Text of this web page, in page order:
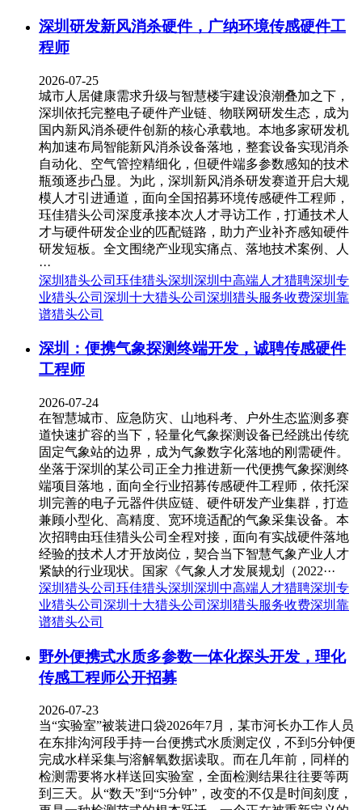
深圳研发新风消杀硬件，广纳环境传感硬件工
程师
2026-07-25
城市人居健康需求升级与智慧楼宇建设浪潮叠加之下，
深圳依托完整电子硬件产业链、物联网研发生态，成为
国内新风消杀硬件创新的核心承载地。本地多家研发机
构加速布局智能新风消杀设备落地，整套设备实现消杀
自动化、空气管控精细化，但硬件端多参数感知的技术
瓶颈逐步凸显。为此，深圳新风消杀研发赛道开启大规
模人才引进通道，面向全国招募环境传感硬件工程师，
珏佳猎头公司深度承接本次人才寻访工作，打通技术人
才与硬件研发企业的匹配链路，助力产业补齐感知硬件
研发短板。全文围绕产业现实痛点、落地技术案例、人
···
深圳猎头公司 珏佳猎头深圳 深圳中高端人才猎聘深圳专
业猎头公司 深圳十大猎头公司 深圳猎头服务收费深圳靠
谱猎头公司
深圳：便携气象探测终端开发，诚聘传感硬件
工程师
2026-07-24
在智慧城市、应急防灾、山地科考、户外生态监测多赛
道快速扩容的当下，轻量化气象探测设备已经跳出传统
固定气象站的边界，成为气象数字化落地的刚需硬件。
坐落于深圳的某公司正全力推进新一代便携气象探测终
端项目落地，面向全行业招募传感硬件工程师，依托深
圳完善的电子元器件供应链、硬件研发产业集群，打造
兼顾小型化、高精度、宽环境适配的气象采集设备。本
次招聘由珏佳猎头公司全程对接，面向有实战硬件落地
经验的技术人才开放岗位，契合当下智慧气象产业人才
紧缺的行业现状。国家《气象人才发展规划（2022···
深圳猎头公司 珏佳猎头深圳 深圳中高端人才猎聘深圳专
业猎头公司 深圳十大猎头公司 深圳猎头服务收费深圳靠
谱猎头公司
野外便携式水质多参数一体化探头开发，理化
传感工程师公开招募
2026-07-23
当“实验室”被装进口袋2026年7月，某市河长办工作人员
在东排沟河段手持一台便携式水质测定仪，不到5分钟便
完成水样采集与溶解氧数据读取。而在几年前，同样的
检测需要将水样送回实验室，全面检测结果往往要等两
到三天。从“数天”到“5分钟”，改变的不仅是时间刻度，